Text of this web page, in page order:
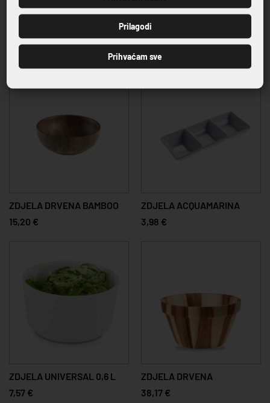
ZDJELA ŠKOLJKA
87,13 €
ZDJELA DRVENA BAMBOO
15,20 €
ZDJELA ACQUAMARINA
3,98 €
ZDJELA UNIVERSAL 0,6 L
7,57 €
ZDJELA DRVENA
38,17 €
PRIJAVI SE
Prilagodi
Prihvaćam sve